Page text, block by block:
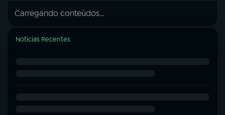
Carregando conteúdos...
Notícias Recentes